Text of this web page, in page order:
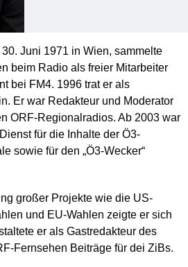
Juni 1971 in Wien, sammelte
beim Radio als freier Mitarbeiter
bei FM4. 1996 trat er als
Er war Redakteur und Moderator
ORF-Regionalradios. Ab 2003 war
für die Inhalte der Ö3-
sowie für den „Ö3-Wecker“
großer Projekte wie die US-
und EU-Wahlen zeigte er sich
er als Gastredakteur des
Fernsehen Beiträge für dei ZiBs.